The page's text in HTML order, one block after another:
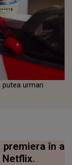
putea urmari
premiera în a
Netflix.